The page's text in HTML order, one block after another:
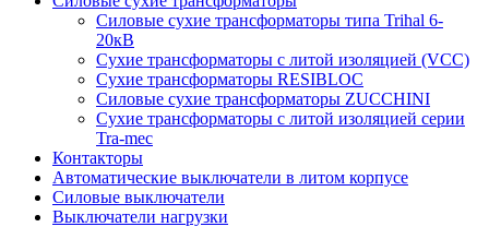
Силовые сухие трансформаторы типа Trihal 6-
20кВ
Сухие трансформаторы с литой изоляцией (VCC)
Сухие трансформаторы RESIBLOC
Силовые сухие трансформаторы ZUCCHINI
Сухие трансформаторы с литой изоляцией серии
Tra-mec
Контакторы
Автоматические выключатели в литом корпусе
Силовые выключатели
Выключатели нагрузки